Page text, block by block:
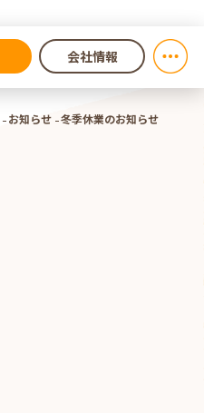
会社情報
お知らせ 冬季休業のお知らせ